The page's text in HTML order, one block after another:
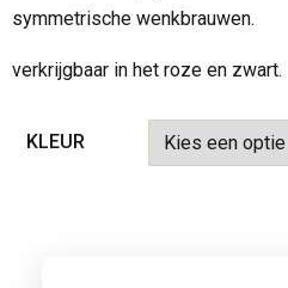
symmetrische wenkbrauwen.
verkrijgbaar in het roze en zwart.
KLEUR